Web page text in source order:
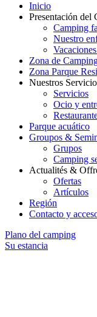
Inicio
Presentación del
Camping
Nuestro
Zona de
Zona Parque
Nuestros
Servicios
Ocio y
Parque acuático
Groupos &
Grupos
Camping
Actualités &
Ofertas
Artículos
Región
Contacto y
Plano del camping
Su estancia